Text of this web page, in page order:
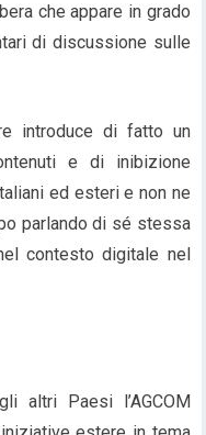
che appare in grado
di discussione sulle
introduce di fatto un
e di inibizione
ed esteri e non ne
parlando di sé stessa
contesto digitale nel
altri Paesi l’AGCOM